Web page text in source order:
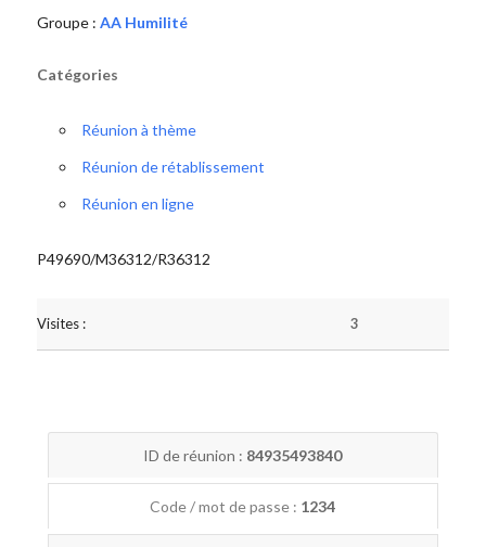
Groupe : AA Humilité
Catégories
Réunion à thème
Réunion de rétablissement
Réunion en ligne
P49690/M36312/R36312
Visites : 3
ID de réunion : 84935493840
Code / mot de passe : 1234